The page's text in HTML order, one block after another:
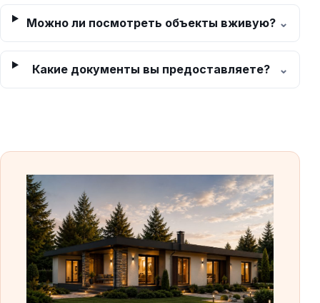
Можно ли посмотреть объекты вживую?
Какие документы вы предоставляете?